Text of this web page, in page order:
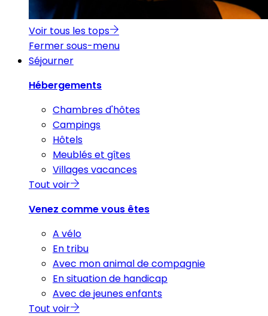
Voir tous les tops
Fermer sous-menu
Séjourner
Hébergements
Chambres d'hôtes
Campings
Hôtels
Meublés et gîtes
Villages vacances
Tout voir
Venez comme vous êtes
A vélo
En tribu
Avec mon animal de compagnie
En situation de handicap
Avec de jeunes enfants
Tout voir